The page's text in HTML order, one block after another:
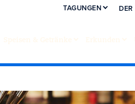
TAGUNGEN